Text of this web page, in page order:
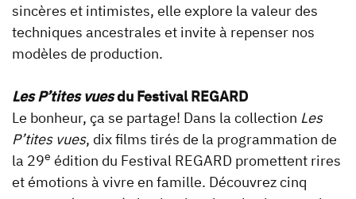
sincères et intimistes, elle explore la valeur des
techniques ancestrales et invite à repenser nos
modèles de production.
Les P’tites vuesdu Festival REGARD
Le bonheur, ça se partage! Dans la collection Les
P’tites vues, dix films tirés de la programmation de
la 29e édition du Festival REGARD promettent rires
et émotions à vivre en famille. Découvrez cinq